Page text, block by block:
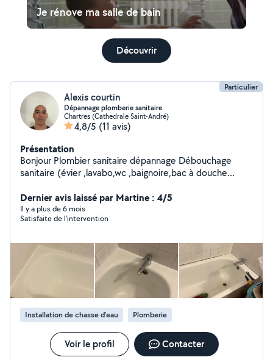
Je rénove ma salle de bain
Découvrir
Particulier
Alexis courtin
Dépannage plomberie sanitaire
Chartres (Cathedrale Saint-André)
4,8/5 (11 avis)
Présentation
Bonjour Plombier sanitaire dépannage Débouchage
sanitaire (évier ,lavabo,wc ,baignoire,bac à douche
Réfection de joint étanchéité sdb et cuisine Avec ma
flexibilité, je m'adapte à vos besoins en plomberie. Que
ce soit pour un détartrage de toilettes ou un
rapidement tout en respectant vos lieux pour un travail
de qualité. Cordialement
Dernier avis laissé par Martine : 4/5
Il y a plus de 6 mois
Satisfaite de l’intervention
Installation de chasse d'eau Plomberie
Voir le profil Contacter